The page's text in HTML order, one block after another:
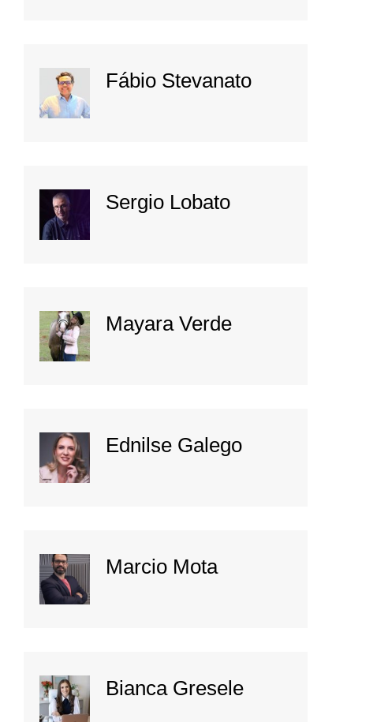
Fábio Stevanato
Sergio Lobato
Mayara Verde
Ednilse Galego
Marcio Mota
Bianca Gresele